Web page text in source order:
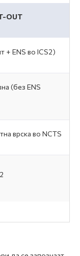
OUT
+ ENS во ICS2)
(без ENS
врска во NCTS